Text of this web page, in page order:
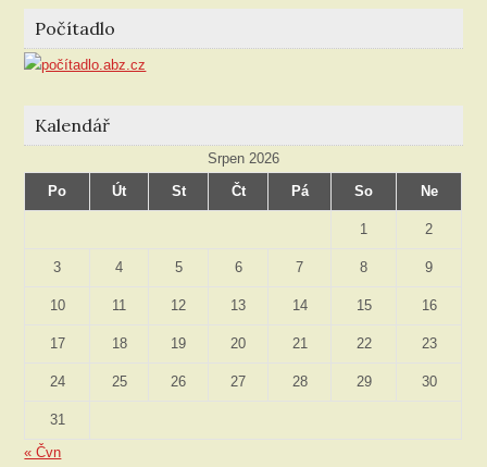
rubriky
Počítadlo
Kalendář
Srpen 2026
Po
Út St Čt Pá So Ne
1 2
3 4 5 6 7 8 9
10 11 12 13 14 15 16
17 18 19 20 21 22 23
24 25 26 27 28 29 30
31
« Čvn